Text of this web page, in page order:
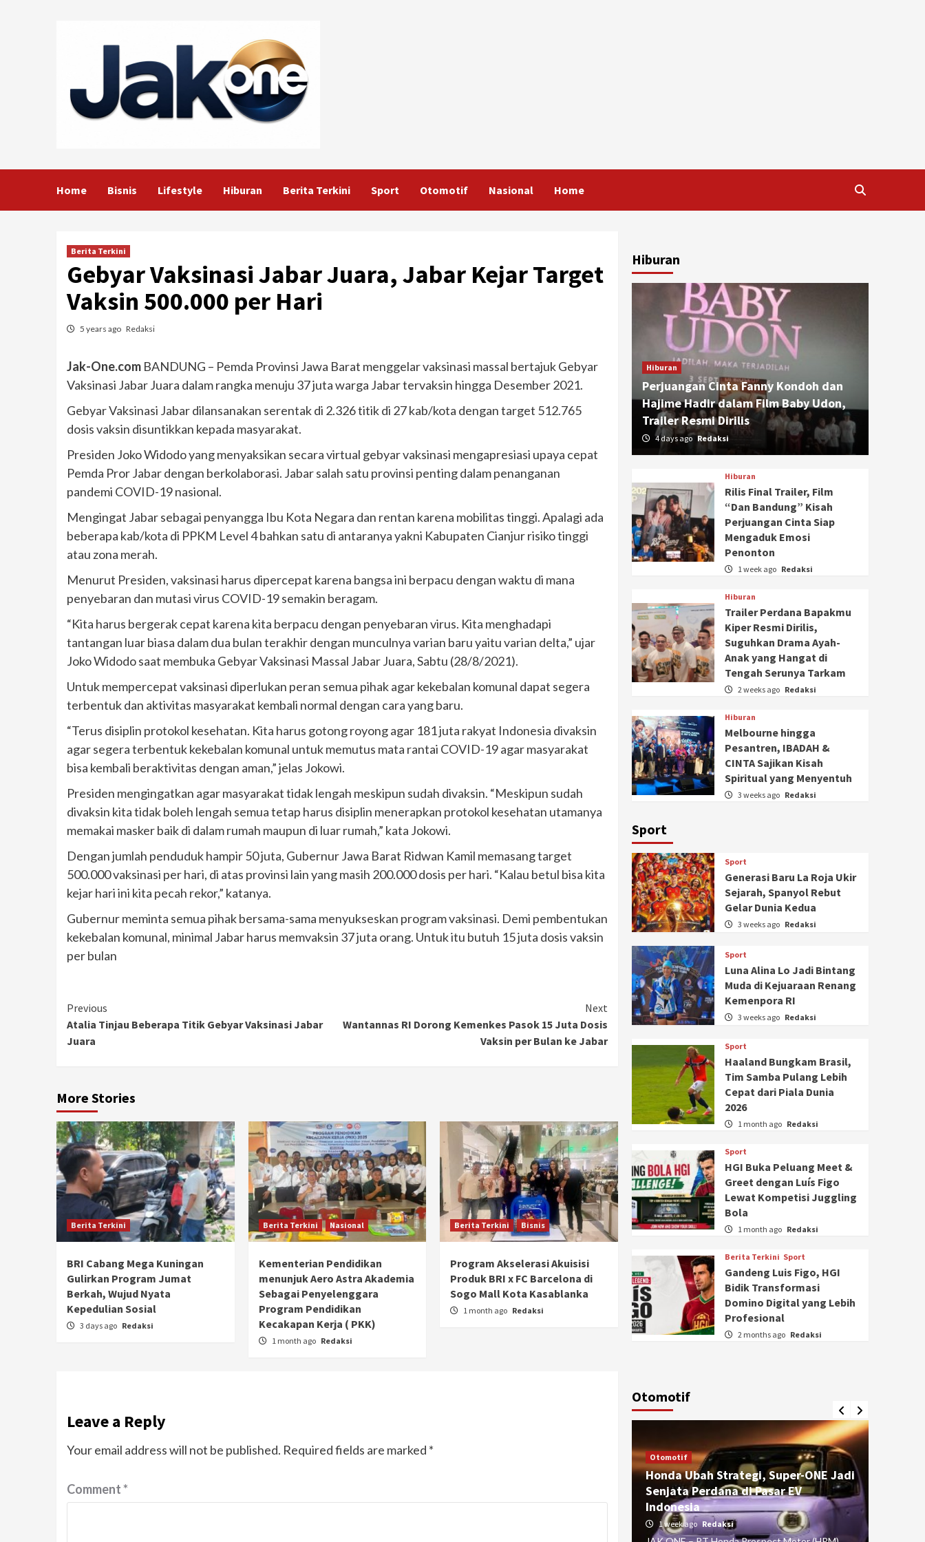
Home Bisnis Lifestyle Hiburan Berita Terkini Sport Otomotif Nasional Home
Berita Terkini
Gebyar Vaksinasi Jabar Juara, Jabar Kejar Target
Vaksin 500.000 per Hari
5 years ago Redaksi
Jak-One.com BANDUNG – Pemda Provinsi Jawa Barat menggelar vaksinasi massal bertajuk Gebyar
Vaksinasi Jabar Juara dalam rangka menuju 37 juta warga Jabar tervaksin hingga Desember 2021.
Gebyar Vaksinasi Jabar dilansanakan serentak di 2.326 titik di 27 kab/kota dengan target 512.765
dosis vaksin disuntikkan kepada masyarakat.
Presiden Joko Widodo yang menyaksikan secara virtual gebyar vaksinasi mengapresiasi upaya cepat
Pemda Pror Jabar dengan berkolaborasi. Jabar salah satu provinsi penting dalam penanganan
pandemi COVID-19 nasional.
Mengingat Jabar sebagai penyangga Ibu Kota Negara dan rentan karena mobilitas tinggi. Apalagi ada
beberapa kab/kota di PPKM Level 4 bahkan satu di antaranya yakni Kabupaten Cianjur risiko tinggi
atau zona merah.
Menurut Presiden, vaksinasi harus dipercepat karena bangsa ini berpacu dengan waktu di mana
penyebaran dan mutasi virus COVID-19 semakin beragam.
“Kita harus bergerak cepat karena kita berpacu dengan penyebaran virus. Kita menghadapi
tantangan luar biasa dalam dua bulan terakhir dengan munculnya varian baru yaitu varian delta,” ujar
Joko Widodo saat membuka Gebyar Vaksinasi Massal Jabar Juara, Sabtu (28/8/2021).
Untuk mempercepat vaksinasi diperlukan peran semua pihak agar kekebalan komunal dapat segera
terbentuk dan aktivitas masyarakat kembali normal dengan cara yang baru.
“Terus disiplin protokol kesehatan. Kita harus gotong royong agar 181 juta rakyat Indonesia divaksin
agar segera terbentuk kekebalan komunal untuk memutus mata rantai COVID-19 agar masyarakat
bisa kembali beraktivitas dengan aman,” jelas Jokowi.
Presiden mengingatkan agar masyarakat tidak lengah meskipun sudah divaksin. “Meskipun sudah
divaksin kita tidak boleh lengah semua tetap harus disiplin menerapkan protokol kesehatan utamanya
memakai masker baik di dalam rumah maupun di luar rumah,” kata Jokowi.
Dengan jumlah penduduk hampir 50 juta, Gubernur Jawa Barat Ridwan Kamil memasang target
500.000 vaksinasi per hari, di atas provinsi lain yang masih 200.000 dosis per hari. “Kalau betul bisa kita
kejar hari ini kita pecah rekor,” katanya.
Gubernur meminta semua pihak bersama-sama menyukseskan program vaksinasi. Demi pembentukan
kekebalan komunal, minimal Jabar harus memvaksin 37 juta orang. Untuk itu butuh 15 juta dosis vaksin
per bulan
Continue
Reading
Previous
Atalia Tinjau Beberapa Titik Gebyar Vaksinasi Jabar
Juara
Next
Wantannas RI Dorong Kemenkes Pasok 15 Juta Dosis
Vaksin per Bulan ke Jabar
More Stories
Berita Terkini
BRI Cabang Mega Kuningan
Gulirkan Program Jumat
Berkah, Wujud Nyata
Kepedulian Sosial
3 days ago Redaksi
Berita Terkini Nasional
Kementerian Pendidikan
menunjuk Aero Astra Akademia
Sebagai Penyelenggara
Program Pendidikan
Kecakapan Kerja ( PKK)
1 month ago Redaksi
Berita Terkini Bisnis
Program Akselerasi Akuisisi
Produk BRI x FC Barcelona di
Sogo Mall Kota Kasablanka
1 month ago Redaksi
Leave a Reply
Your email address will not be published. Required fields are marked *
Comment*
Hiburan
Hiburan
Perjuangan Cinta Fanny Kondoh dan
Hajime Hadir dalam Film Baby Udon,
Trailer Resmi Dirilis
4 days ago Redaksi
Hiburan
Rilis Final Trailer, Film
“Dan Bandung” Kisah
Perjuangan Cinta Siap
Mengaduk Emosi
Penonton
1 week ago Redaksi
Hiburan
Trailer Perdana Bapakmu
Kiper Resmi Dirilis,
Suguhkan Drama Ayah-
Anak yang Hangat di
Tengah Serunya Tarkam
2 weeks ago Redaksi
Hiburan
Melbourne hingga
Pesantren, IBADAH &
CINTA Sajikan Kisah
Spiritual yang Menyentuh
3 weeks ago Redaksi
Sport
Sport
Generasi Baru La Roja Ukir
Sejarah, Spanyol Rebut
Gelar Dunia Kedua
3 weeks ago Redaksi
Sport
Luna Alina Lo Jadi Bintang
Muda di Kejuaraan Renang
Kemenpora RI
3 weeks ago Redaksi
Sport
Haaland Bungkam Brasil,
Tim Samba Pulang Lebih
Cepat dari Piala Dunia
2026
1 month ago Redaksi
Sport
HGI Buka Peluang Meet &
Greet dengan Luís Figo
Lewat Kompetisi Juggling
Bola
1 month ago Redaksi
Berita Terkini Sport
Gandeng Luis Figo, HGI
Bidik Transformasi
Domino Digital yang Lebih
Profesional
2 months ago Redaksi
Otomotif
Mugello, Usung 10 Desain Bersejarah
Otomotif
Honda Ubah Strategi, Super-ONE Jadi
Senjata Perdana di Pasar EV
Indonesia
1 week ago Redaksi